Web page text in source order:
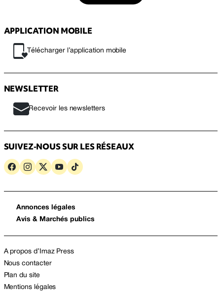
APPLICATION MOBILE
Télécharger l’application mobile
NEWSLETTER
Recevoir les newsletters
SUIVEZ-NOUS SUR LES RÉSEAUX
Annonces légales
Avis & Marchés publics
A propos d’Imaz Press
Nous contacter
Plan du site
Mentions légales